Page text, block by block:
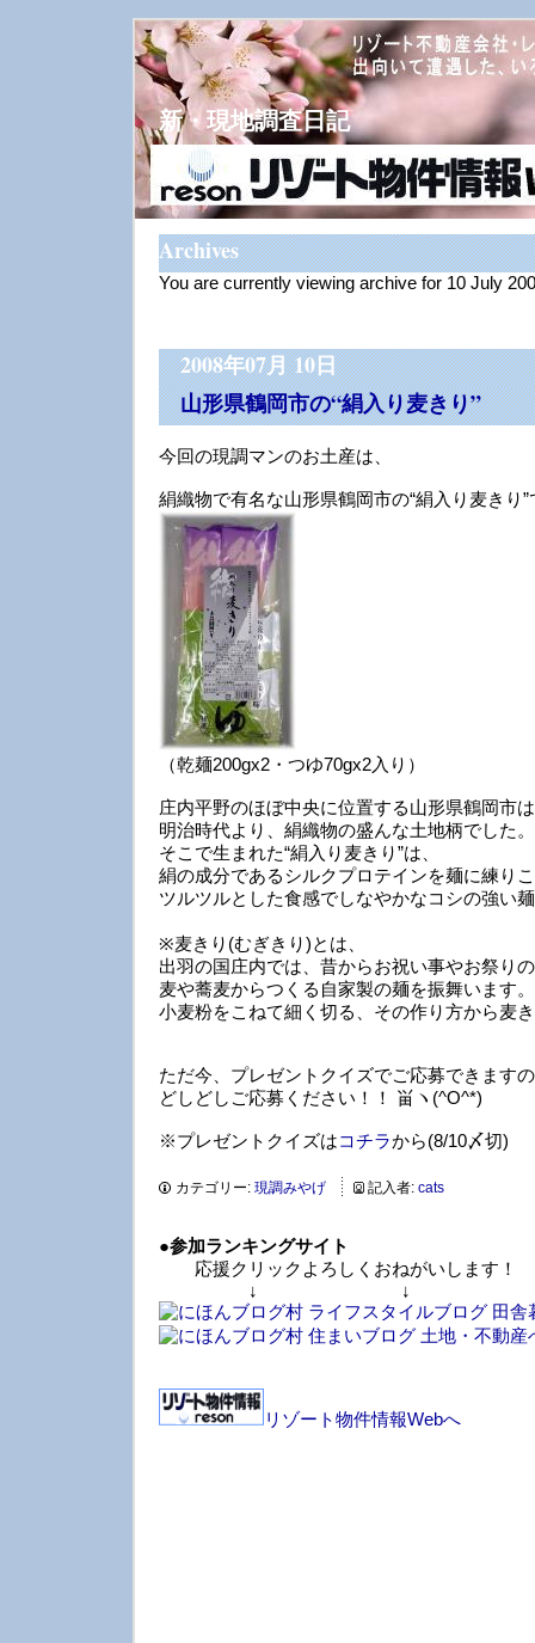
新・現地調査日記
Archives
You are currently viewing archive for 10 July
2008年07月 10日
山形県鶴岡市の“絹入り麦きり”
今回の現調マンのお土産は、
絹織物で有名な山形県鶴岡市の“絹入り麦きり”
（乾麺200gx2・つゆ70gx2入り）
庄内平野のほぼ中央に位置する山形県鶴岡市
明治時代より、絹織物の盛んな土地柄でした。
そこで生まれた“絹入り麦きり”は、
絹の成分であるシルクプロテインを麺に練り
ツルツルとした食感でしなやかなコシの強い
※麦きり(むぎきり)とは、
出羽の国庄内では、昔からお祝い事やお祭り
麦や蕎麦からつくる自家製の麺を振舞います。
小麦粉をこねて細く切る、その作り方から麦
ただ今、プレゼントクイズでご応募できます
どしどしご応募ください！！ 畄ヽ(^O^*)
※プレゼントクイズはコチラから(8/10〆切)
カテゴリー: 現調みやげ 記入者: cats
●参加ランキングサイト
応援クリックよろしくおねがいします！
↓ ↓
リゾート物件情報Webへ